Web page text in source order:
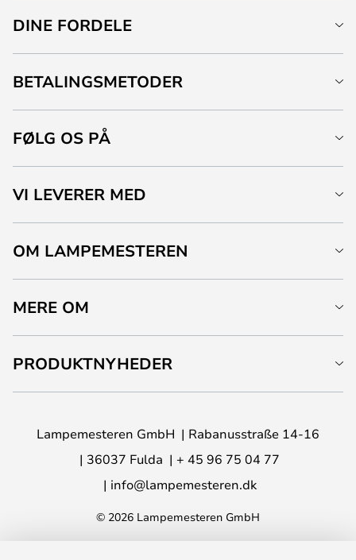
DINE FORDELE
BETALINGSMETODER
FØLG OS PÅ
VI LEVERER MED
OM LAMPEMESTEREN
MERE OM
PRODUKTNYHEDER
Lampemesteren GmbH
Rabanusstraße 14-16
36037 Fulda
+ 45 96 75 04 77
info@lampemesteren.dk
© 2026 Lampemesteren GmbH